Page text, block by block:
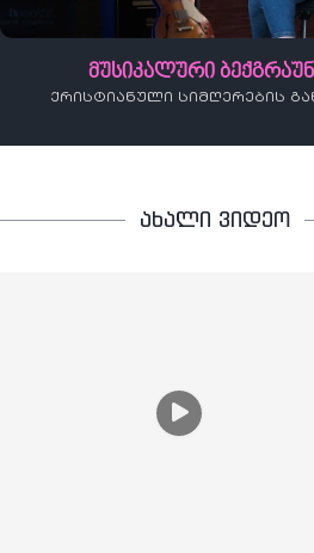
მუსიკალური
ქრისტიანული სიმღერების
ახალი ვიდეო